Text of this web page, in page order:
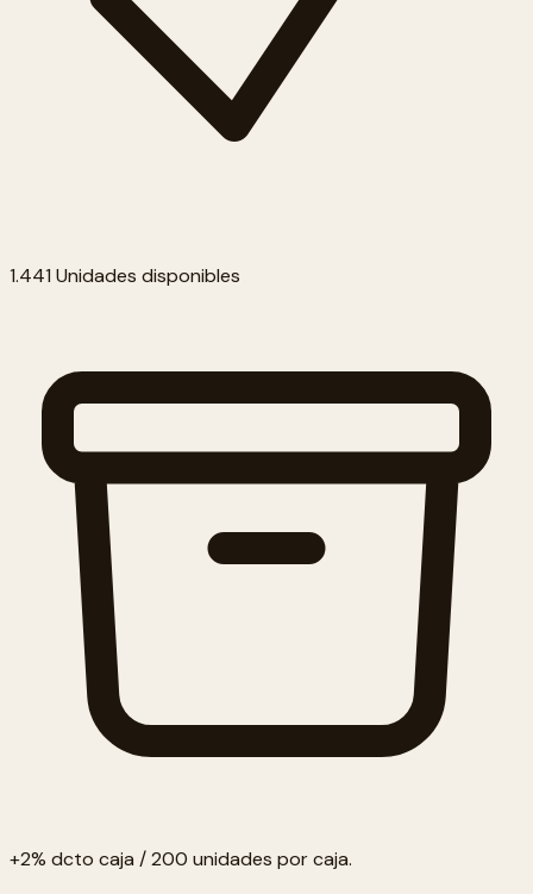
1.441 Unidades disponibles
+2% dcto caja / 200 unidades por caja.